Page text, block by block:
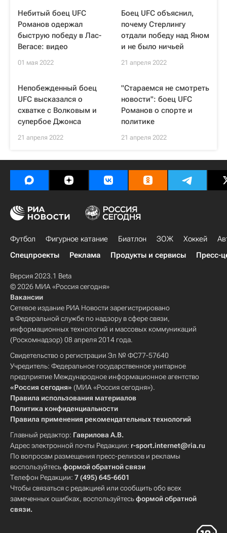
Небитый боец UFC
Романов одержал
быструю победу в Лас-
Вегасе: видео
01 мая 2022
Боец UFC объяснил,
почему Стерлингу
отдали победу над Яном
и не было ничьей
21 апреля 2022
Непобежденный боец
UFC высказался о
схватке с Волковым и
супербое Джонса
21 апреля 2022
"Стараемся не смотреть
новости": боец UFC
Романов о спорте и
политике
21 апреля 2022
Футбол Фигурное катание Биатлон ЗОЖ Хоккей
Спецпроекты
Реклама Продукты и сервисы Пресс-
Версия 2023.1 Beta
© 2026 МИА «Россия сегодня»
Вакансии
Сетевое издание РИА Новости зарегистрировано
в Федеральной службе по надзору в сфере связи,
информационных технологий и массовых коммуникаций
(Роскомнадзор) 08 апреля 2014 года.
Свидетельство о регистрации Эл № ФС77-57640
Учредитель: Федеральное государственное унитарное
предприятие Международное информационное агентство
«Россия сегодня» (МИА «Россия сегодня»).
Правила использования материалов
Политика конфиденциальности
Правила применения рекомендательных технологий
Главный редактор: Гаврилова А.В.
Адрес электронной почты Редакции: r-sport.internet@ria.ru
По вопросам размещения пресс-релизов и рекламы
воспользуйтесьформой обратной связи
Телефон Редакции: 7 (495) 645-6601
Чтобы связаться с редакцией или сообщить обо всех
замеченных ошибках, воспользуйтесьформой обратной
связи.